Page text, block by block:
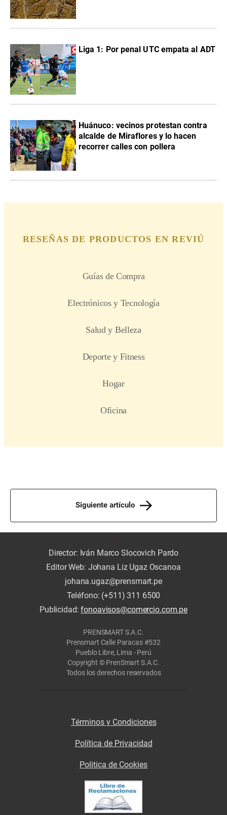
Liga 1: Por penal UTC empata al ADT
Huánuco: vecinos protestan contra
alcalde de Miraflores y lo hacen
recorrer calles con pollera
Siguiente artículo
Director: Iván Marco Slocovich Pardo
Editor Web: Johana Liz Ugaz Oscanoa
johana.ugaz@prensmart.pe
Teléfono: (+511) 311 6500
Publicidad:fonoavisos@comercio.com.pe
PRENSMART S.A.C.
Prensmart Calle Paracas #532
Pueblo Libre, Lima - Perú
Copyright © PrenSmart S.A.C.
Todos los derechos reservados
Términos y Condiciones
Política de Privacidad
Politica de Cookies